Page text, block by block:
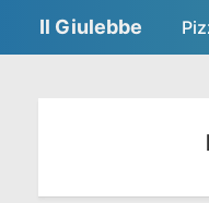
Il Giulebbe